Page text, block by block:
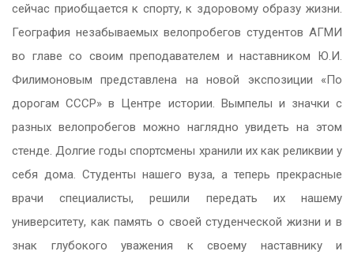
сейчас приобщается к спорту, к здоровому образу жизни.
География незабываемых велопробегов студентов АГМИ
во главе со своим преподавателем и наставником Ю.И.
Филимоновым представлена на новой экспозиции «По
дорогам СССР» в Центре истории. Вымпелы и значки с
разных велопробегов можно наглядно увидеть на этом
стенде. Долгие годы спортсмены хранили их как реликвии у
себя дома. Студенты нашего вуза, а теперь прекрасные
врачи специалисты, решили передать их нашему
университету, как память о своей студенческой жизни и в
знак глубокого уважения к своему наставнику и